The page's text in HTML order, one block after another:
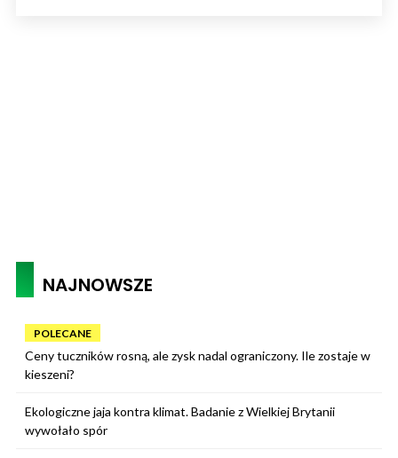
NAJNOWSZE
POLECANE
Ceny tuczników rosną, ale zysk nadal ograniczony. Ile zostaje w
kieszeni?
Ekologiczne jaja kontra klimat. Badanie z Wielkiej Brytanii
wywołało spór